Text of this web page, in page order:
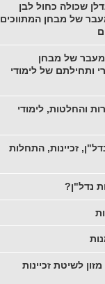
שכולה כחול לבן
מעבר של מבחן המתווכים
ומעבר של מבחן
ותחילתם של לימודי
והחלטות, לימודי
זכיינות, התחלות
נדל"ן?
לשיטת זכיינות